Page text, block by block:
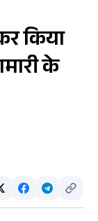
किया
के